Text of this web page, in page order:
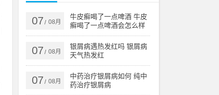
07 / 08月
牛皮癣喝了一点啤酒 牛皮
癣喝了一点啤酒会怎么样
07 / 08月
银屑病遇热发红吗 银屑病
天气热发红
07 / 08月
中药治疗银屑病如何 纯中
药治疗银屑病